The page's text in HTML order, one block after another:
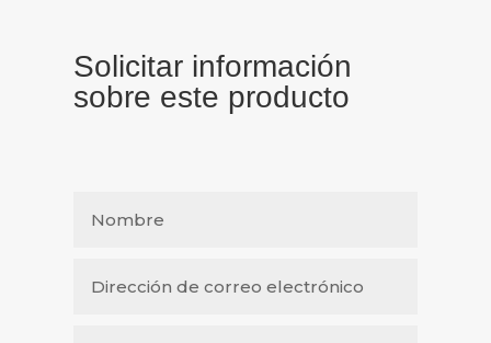
Solicitar información
sobre este producto